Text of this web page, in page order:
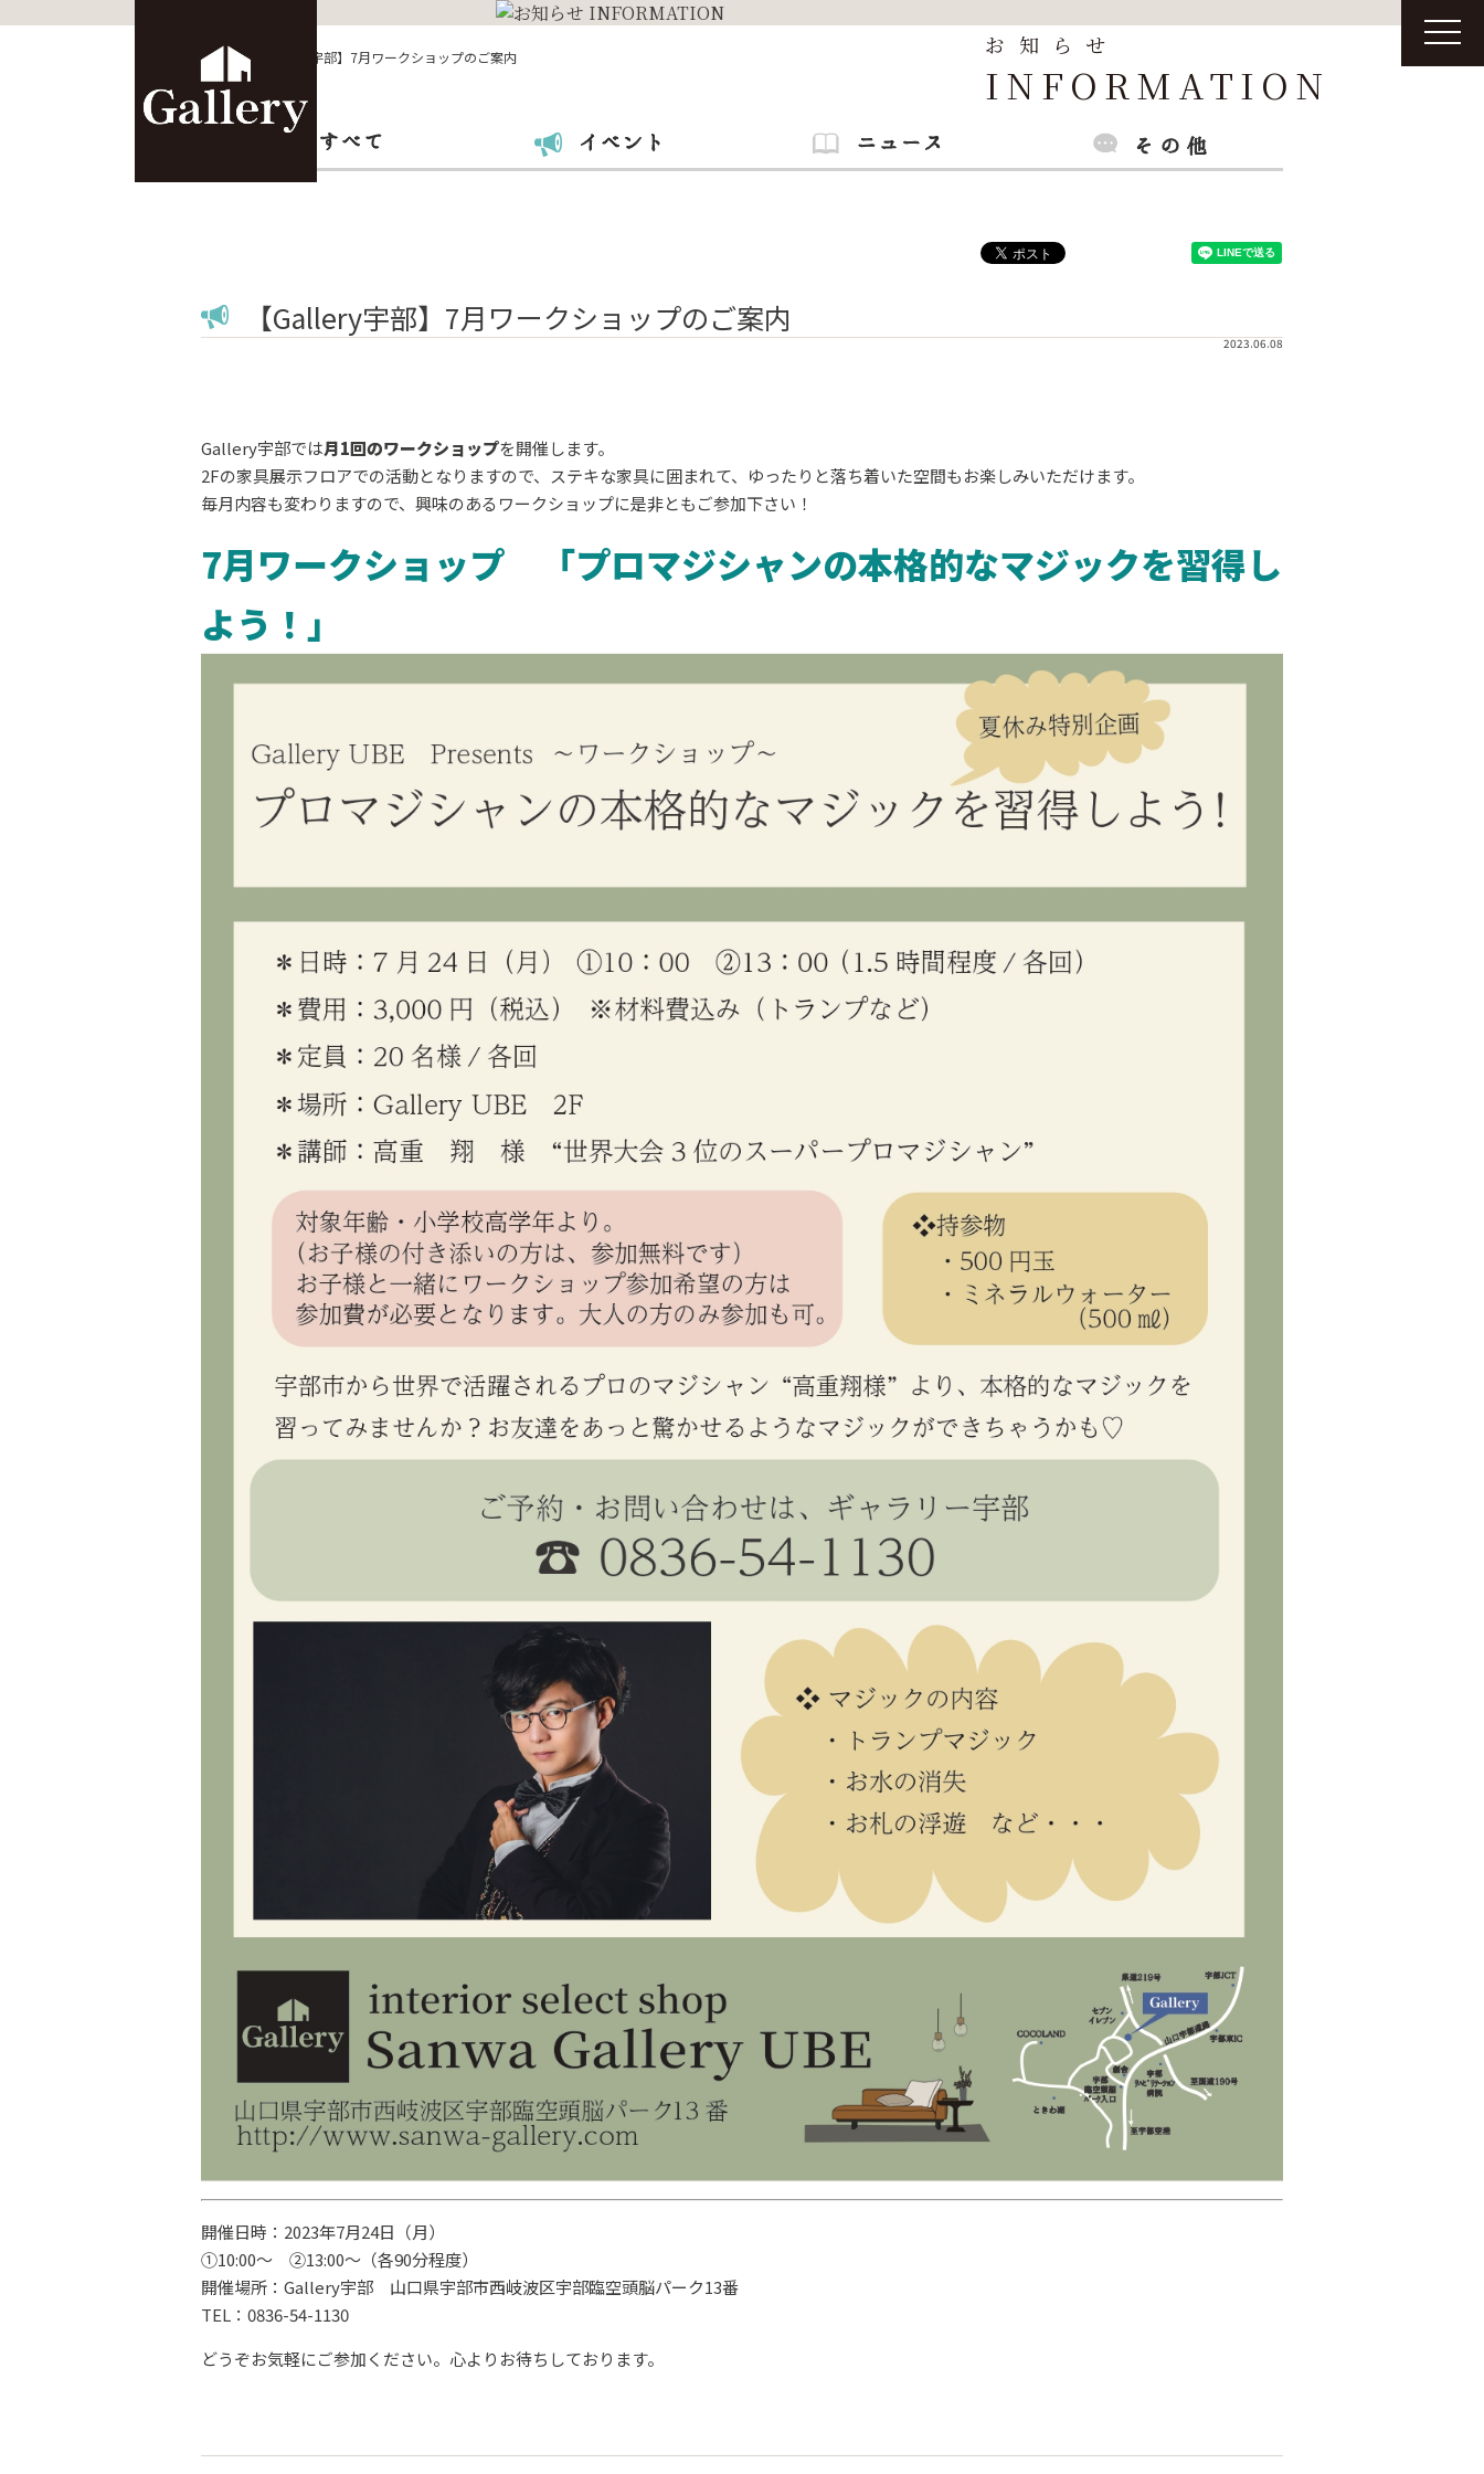
お知らせ
INFORMATION
t
o
イベント> 【Gallery宇部】7月ワークショップのご案内
【Gallery宇部】7月ワークショップのご案内
2023.06.08
Gallery宇部では月1回のワークショップを開催します。
2Fの家具展示フロアでの活動となりますので、ステキな家具に囲まれて、ゆったりと落ち着いた空間もお楽しみいただけます。
毎月内容も変わりますので、興味のあるワークショップに是非ともご参加下さい！
7月ワークショップ 「プロマジシャンの本格的なマジックを習得し
よう！」
開催日時：2023年7月24日（月）
①10:00～ ②13:00～（各90分程度）
開催場所：Gallery宇部 山口県宇部市西岐波区宇部臨空頭脳パーク13番
TEL：0836-54-1130
どうぞお気軽にご参加ください。心よりお待ちしております。